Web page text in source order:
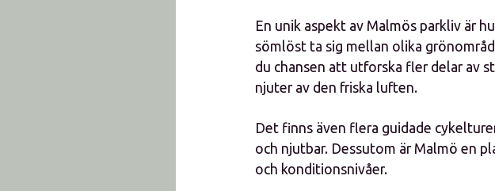
En unik aspekt av Malmös parkliv är
sömlöst ta sig mellan olika
du chansen att utforska fler delar av
njuter av den friska luften.
Det finns även flera guidade
och njutbar. Dessutom är Malmö en
och konditionsnivåer.